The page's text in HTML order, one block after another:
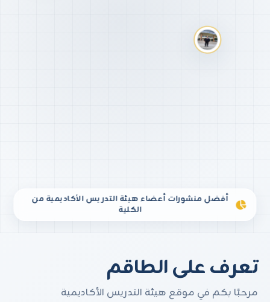
تعرف على الطاقم
مرحبًا بكم في موقع هيئة التدريس الأكاديمية
أفضل منشورات أعضاء هيئة التدريس الأكاديمية من
الكلية